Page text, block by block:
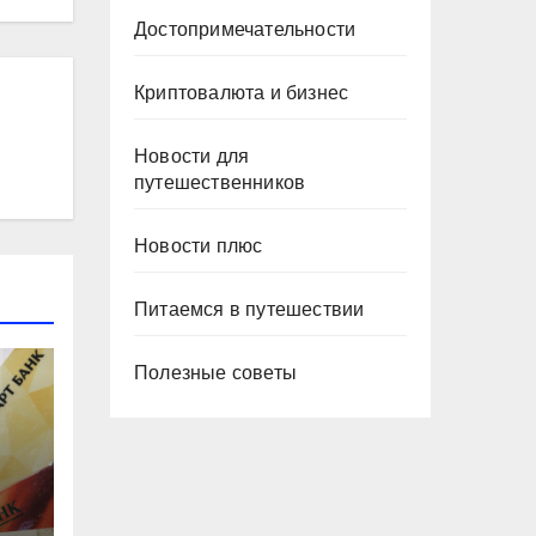
Достопримечательности
Криптовалюта и бизнес
Новости для
путешественников
Новости плюс
Питаемся в путешествии
Полезные советы